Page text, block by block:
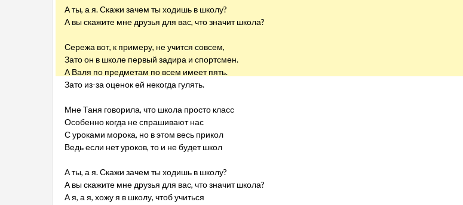
А ты, а я. Скажи зачем ты ходишь в школу?
А вы скажите мне друзья для вас, что значит школа?
Сережа вот, к примеру, не учится совсем,
Зато он в школе первый задира и спортсмен.
А Валя по предметам по всем имеет пять.
Зато из-за оценок ей некогда гулять.
Мне Таня говорила, что школа просто класс
Особенно когда не спрашивают нас
С уроками морока, но в этом весь прикол
Ведь если нет уроков, то и не будет школ
А ты, а я. Скажи зачем ты ходишь в школу?
А вы скажите мне друзья для вас, что значит школа?
А я, а я, хожу я в школу, чтоб учиться